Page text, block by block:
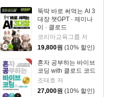
뚝딱 바로 써먹는 AI 3
대장 챗GPT · 제미나
이 · 클로드
코리아교육그룹 저
19,800원 (10% 할인)
혼자 공부하는 바이브
코딩 with 클로드 코드
조태호 저
27,000원 (10% 할인)